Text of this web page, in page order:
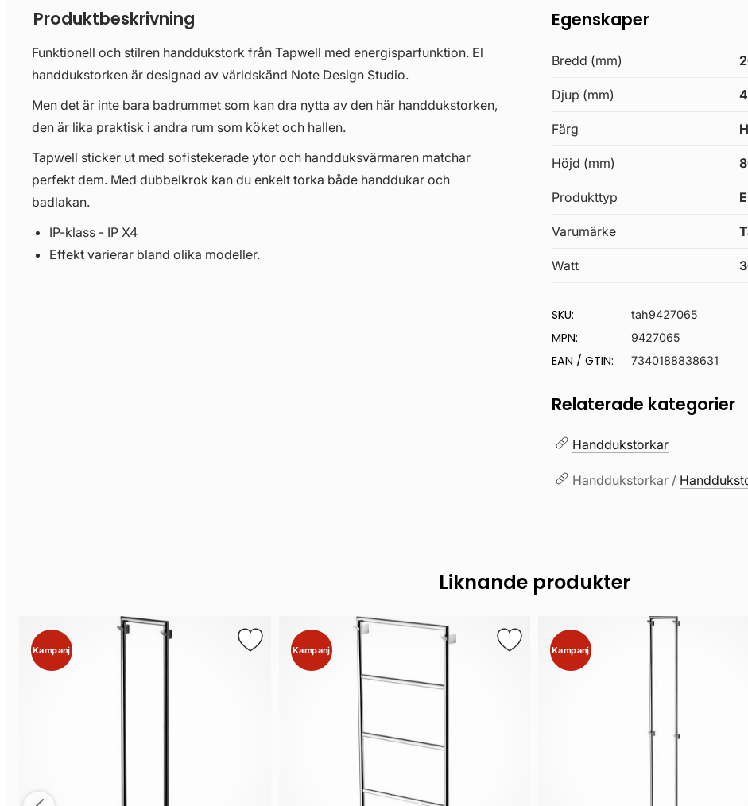
Produktbeskrivning
Funktionell och stilren handdukstork från Tapwell med energisparfunktion. El
handdukstorken är designad av världskänd Note Design Studio.
Men det är inte bara badrummet som kan dra nytta av den här handdukstorken,
den är lika praktisk i andra rum som köket och hallen.
Tapwell sticker ut med sofistekerade ytor och handduksvärmaren matchar
perfekt dem. Med dubbelkrok kan du enkelt torka både handdukar och
badlakan.
IP-klass - IP X4
Effekt varierar bland olika modeller.
Egenskaper
Bredd (mm)
Djup (mm)
Färg
Höjd (mm)
Produkttyp
Varumärke
Watt
SKU: tah9427065
MPN: 9427065
EAN / GTIN: 7340188838631
Relaterade kategorier
Handdukstorkar
Handdukstorkar /
Liknande produkter
Kampanj Kampanj Kampanj